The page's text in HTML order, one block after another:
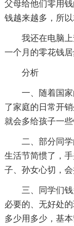
父母给他们零用
钱越来越多，所
我还在电脑
一个月的零花钱居
分析
一、随着国
了家庭的日常开
就会多给孩子一些
二、部分同
生活节简惯了，
子、孙女心切，
三、同学们
必要的、无好处
多少用多少，基